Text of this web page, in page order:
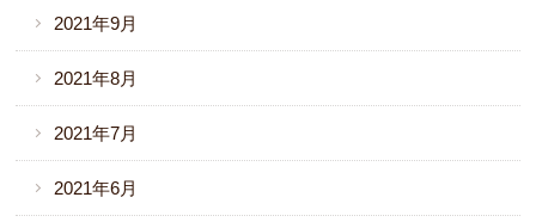
2021年9月
2021年8月
2021年7月
2021年6月